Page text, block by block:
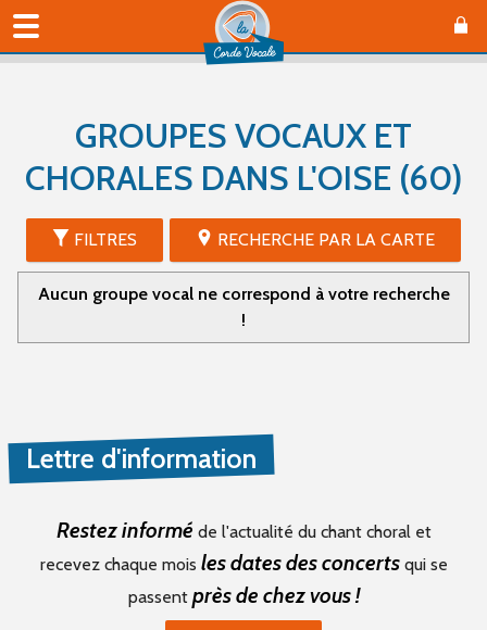
GROUPES VOCAUX ET
CHORALES DANS L'OISE (60)
FILTRES RECHERCHE PAR LA CARTE
Aucun groupe vocal ne correspond à votre recherche
!
Lettre d'information
Restez informé de l'actualité du chant choral et
recevez chaque mois les dates des concertsqui se
passent près de chez vous !